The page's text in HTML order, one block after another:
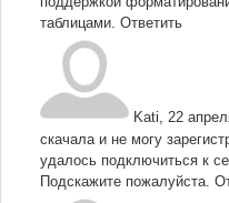
таблицами. Ответить
Kati, 22
скачала и не могу
удалось подключиться к
Подскажите пожалуйста.